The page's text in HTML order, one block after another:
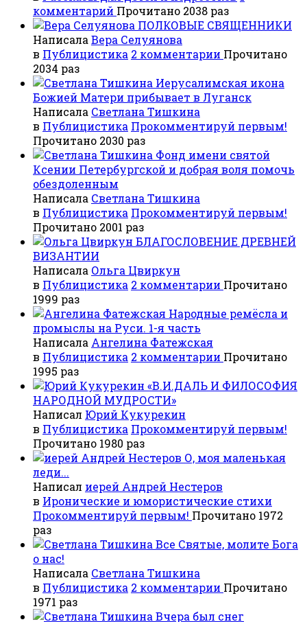
комментарий Прочитано 2038 раз
ПОЛКОВЫЕ СВЯЩЕННИКИ
НаписалаВера Селуянова
в Публицистика 2 комментарии Прочитано
2034 раз
Иерусалимская икона
Божией Матери прибывает в Луганск
Написала Светлана Тишкина
в Публицистика Прокомментируй первым!
Прочитано 2030 раз
Фонд имени святой
Ксении Петербургской и добрая воля помочь
обездоленным
Написала Светлана Тишкина
в Публицистика Прокомментируй первым!
Прочитано 2001 раз
БЛАГОСЛОВЕНИЕ ДРЕВНЕЙ
ВИЗАНТИИ
Написала Ольга Цвиркун
в Публицистика 2 комментарии Прочитано
1999 раз
Народные ремёсла и
промыслы на Руси. 1-я часть
Написала Ангелина Фатежская
в Публицистика 2 комментарии Прочитано
1995 раз
«В.И.ДАЛЬ И ФИЛОСОФИЯ
НАРОДНОЙ МУДРОСТИ»
Написал Юрий Кукурекин
в Публицистика Прокомментируй первым!
Прочитано 1980 раз
О, моя маленькая
леди...
Написал иерей Андрей Нестеров
в Иронические и юмористические стихи
Прокомментируй первым! Прочитано 1972
раз
Все Святые, молите Бога
о нас!
Написала Светлана Тишкина
в Публицистика 2 комментарии Прочитано
1971 раз
Вчера был снег